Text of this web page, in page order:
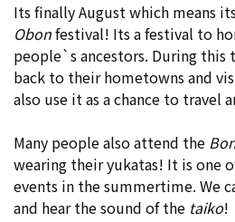
Its finally August which means
Obonfestival! Its a festival to
people`s ancestors. During this
back to their hometowns and
also use it as a chance to travel
Many people also attend the
wearing their yukatas! It is one
events in the summertime. We
and hear the sound of the taiko!